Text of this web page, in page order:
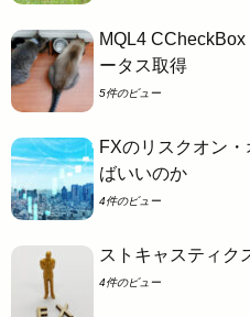
MQL4
ータス取得
5件のビュー
FXのリスクオン
ばいいのか
4件のビュー
ストキャスティク
4件のビュー